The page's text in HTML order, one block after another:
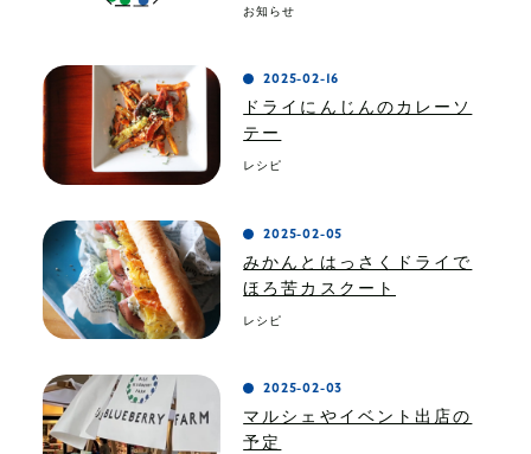
お知らせ
ドライにんじんのカレーソ
テー
2025-02-16
レシピ
みかんとはっさくドライで
ほろ苦カスクート
2025-02-05
レシピ
マルシェやイベント出店の
予定
2025-02-03